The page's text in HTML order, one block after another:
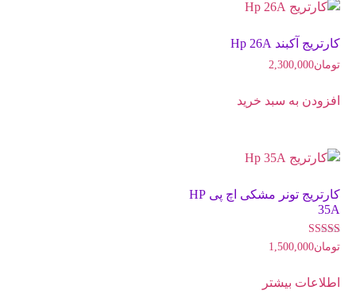
کارتریج آکبند Hp 26A
تومان2,300,000
افزودن به سبد خرید
کارتریج تونر مشکی اچ پی HP
35A
امتیاز
5.00
تومان1,500,000
اطلاعات بیشتر